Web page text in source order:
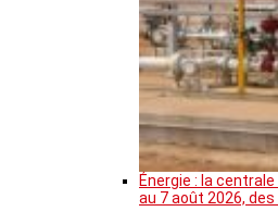
Énergie : la centrale
au 7 août 2026,